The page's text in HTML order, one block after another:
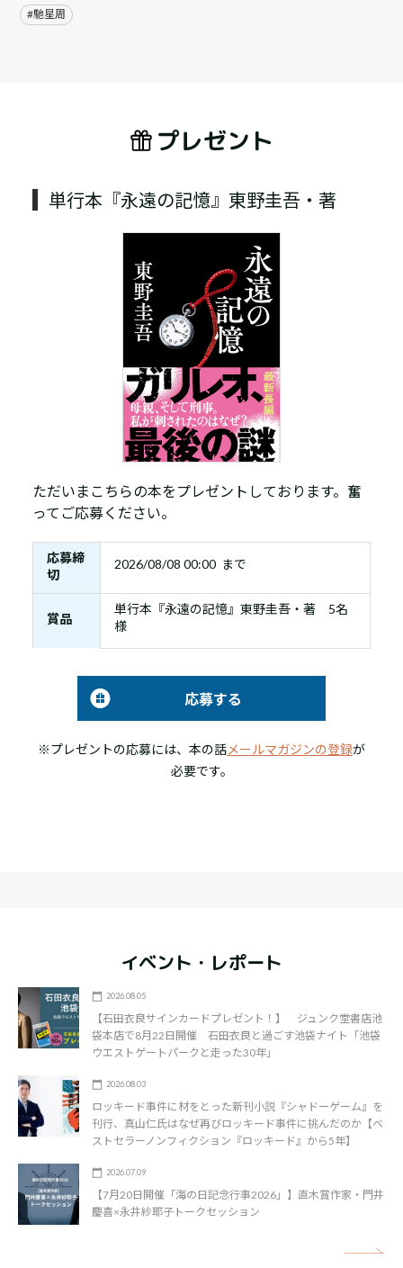
#馳星周
プレゼント
単行本『永遠の記憶』東野圭吾・著
ただいまこちらの本をプレゼントしております。奮
ってご応募ください。
応募締
切
2026/08/08 00:00 まで
賞品
単行本『永遠の記憶』東野圭吾・著 5名
様
応募する
※プレゼントの応募には、本の話メールマガジンの登録が
必要です。
イベント・レポート
2026.08.05
【石田衣良サインカードプレゼント！】 ジュンク堂書店池
袋本店で8月22日開催 石田衣良と過ごす池袋ナイト「池袋
ウエストゲートパークと走った30年」
2026.08.03
ロッキード事件に材をとった新刊小説『シャドーゲーム』を
刊行、真山仁氏はなぜ再びロッキード事件に挑んだのか【ベ
ストセラーノンフィクション『ロッキード』から5年】
2026.07.09
【7月20日開催「海の日記念行事2026」】直木賞作家・門井
慶喜×永井紗耶子トークセッション